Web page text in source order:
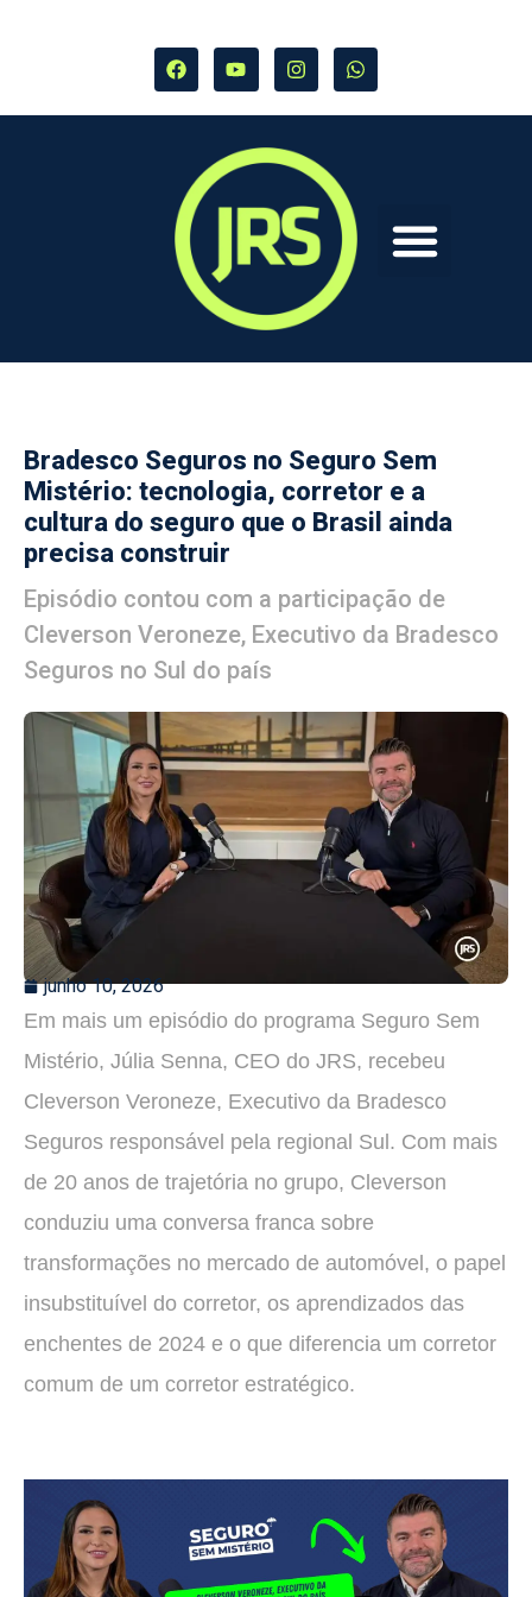
Bradesco Seguros no Seguro Sem
Mistério: tecnologia, corretor e a
cultura do seguro que o Brasil ainda
precisa construir
Episódio contou com a participação de
Cleverson Veroneze, Executivo da Bradesco
Seguros no Sul do país
junho 10, 2026
Em mais um episódio do programa Seguro Sem
Mistério, Júlia Senna, CEO do JRS, recebeu
Cleverson Veroneze, Executivo da Bradesco
Seguros responsável pela regional Sul. Com mais
de 20 anos de trajetória no grupo, Cleverson
conduziu uma conversa franca sobre
transformações no mercado de automóvel, o papel
insubstituível do corretor, os aprendizados das
enchentes de 2024 e o que diferencia um corretor
comum de um corretor estratégico.